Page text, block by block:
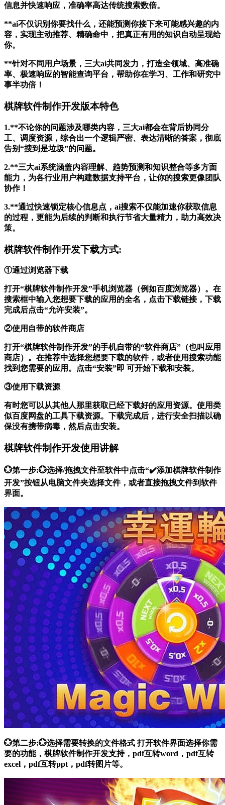
信息并快速响应，准确率高达传统搜索数倍。
**ai不仅识别你要找什么，还能预测你接下来可能感兴趣的内
容，实现主动推荐、精确命中，把真正有用的知识自动呈现给
你。
**针对不同用户场景，三大ai共同发力，打造全领域、高准确
率、极速响应的智能查询平台，帮助你在学习、工作和研究中
事半功倍！
棋牌软件制作开发版本特色
1.**不论你的问题涉及哪类内容，三大ai都会在背后协同分
工、调度资源，综合出一个逻辑严密、表达清晰的答案，彻底
告别“搜到是垃圾”的问题。
2.**三大ai系统涵盖内容理解、趋势预测和知识整合等多方面
能力，为各行业用户构建数据支持平台，让你的搜索更像团队
协作！
3.**通过快速锁定核心信息点，ai搜索不仅能加速你获取信息
的过程，更能为后续的判断和执行节省大量精力，助力高效决
策。
棋牌软件制作开发下载方式:
①通过浏览器下载
打开“棋牌软件制作开发”手机浏览器（例如百度浏览器）。在
搜索框中输入您想要下载的应用的全名，点击下载链接，下载
完成后点击“允许安装”。
②使用自带的软件商店
打开“棋牌软件制作开发”的手机自带的“软件商店”（也叫应用
商店）。在推荐中选择您想要下载的软件，或者使用搜索功能
找到您需要的应用。点击“安装”即 可开始下载和安装。
③使用下载资源
有时您可以从其他人那里获取已经下载好的应用资源。使用类
似百度网盘的工具下载资源。下载完成后，进行安全扫描以确
保没有携带病毒，然后点击安装。
棋牌软件制作开发使用讲解
💮第一步:💮选择/拖拽文件至软件中点击“✔️添加棋牌软件制作
开发”按钮从电脑文件夹选择文件，或者直接拖拽文件到软件
界面。
💮第二步:💮选择需要转换的文件格式 打开软件界面选择你需
要的功能，棋牌软件制作开发支持，pdf互转word，pdf互转
excel，pdf互转ppt，pdf转图片等。